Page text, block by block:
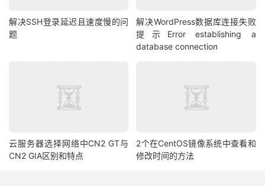
解决SSH登录延迟且速度慢的问
题
解决WordPress数据库连接失败
提示Error establishing a
database connection
云服务器选择网络中CN2 GT与
CN2 GIA区别和特点
2个在CentOS镜像系统中查看和
修改时间的方法